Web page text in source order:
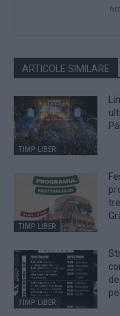
ARTICOLE SIMILARE
TIMP LIBER
TIMP LIBER
TIMP LIBER